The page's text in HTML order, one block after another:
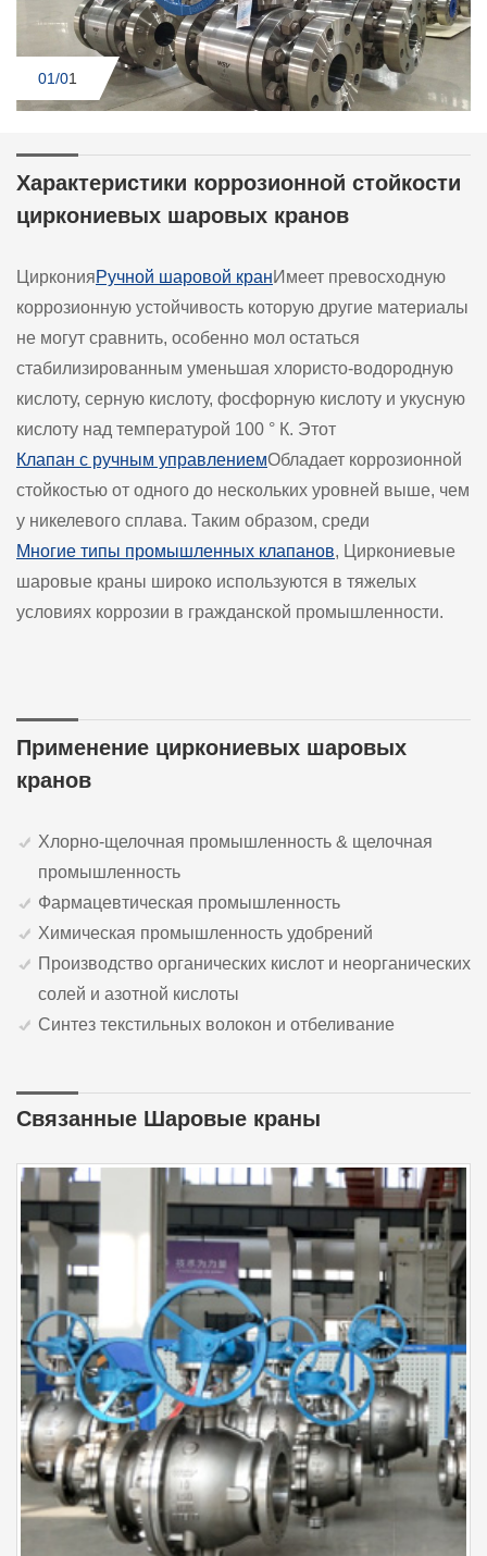
01/01
Характеристики коррозионной стойкости
циркониевых шаровых кранов
ЦирконияРучной шаровой кранИмеет превосходную
коррозионную устойчивость которую другие материалы
не могут сравнить, особенно мол остаться
стабилизированным уменьшая хлористо-водородную
кислоту, серную кислоту, фосфорную кислоту и укусную
кислоту над температурой 100 ° К. Этот
Клапан с ручным управлениемОбладает коррозионной
стойкостью от одного до нескольких уровней выше, чем
у никелевого сплава. Таким образом, среди
Многие типы промышленных клапанов, Циркониевые
шаровые краны широко используются в тяжелых
условиях коррозии в гражданской промышленности.
Применение циркониевых шаровых
кранов
Хлорно-щелочная промышленность & щелочная
промышленность
Фармацевтическая промышленность
Химическая промышленность удобрений
Производство органических кислот и неорганических
солей и азотной кислоты
Синтез текстильных волокон и отбеливание
Связанные Шаровые краны